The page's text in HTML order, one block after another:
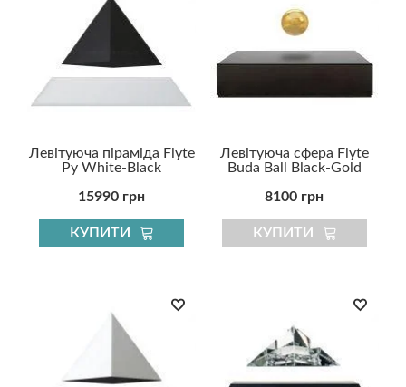
Левітуюча піраміда Flyte
Py White-Black
15990 грн
КУПИТИ
Левітуюча сфера Flyte
Buda Ball Black-Gold
8100 грн
КУПИТИ